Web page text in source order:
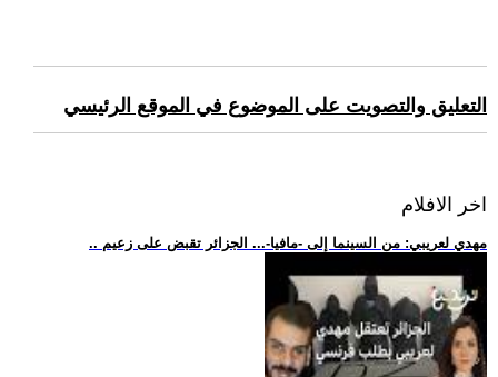
التعليق والتصويت على الموضوع في الموقع الرئيسي
اخر الافلام
.. مهدي لعريبي: من السينما إلى -مافيا-... الجزائر تقبض على زعيم